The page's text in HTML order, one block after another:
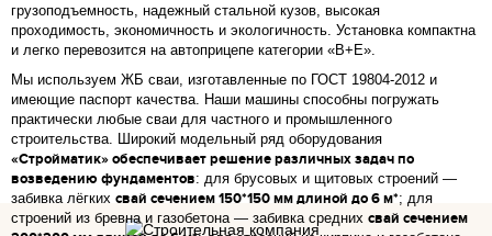
грузоподъемность, надежный стальной кузов, высокая
проходимость, экономичность и экологичность. Установка компактна
и легко перевозится на автоприцепе категории «В+Е».
Мы используем ЖБ сваи, изготавленные по ГОСТ 19804-2012 и
имеющие паспорт качества. Наши машины способны погружать
практически любые сваи для частного и промышленного
строительства. Широкий модельный ряд оборудования
«Стройматик» обеспечивает решение различных задач по
возведению фундаментов: для брусовых и щитовых строений —
забивка лёгких свай сечением 150*150 мм длиной до 6 м*; для
строений из бревна и газобетона — забивка средних свай сечением